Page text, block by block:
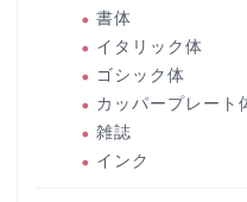
書体
イタリック体
ゴシック体
カッパープレート
雑誌
インク